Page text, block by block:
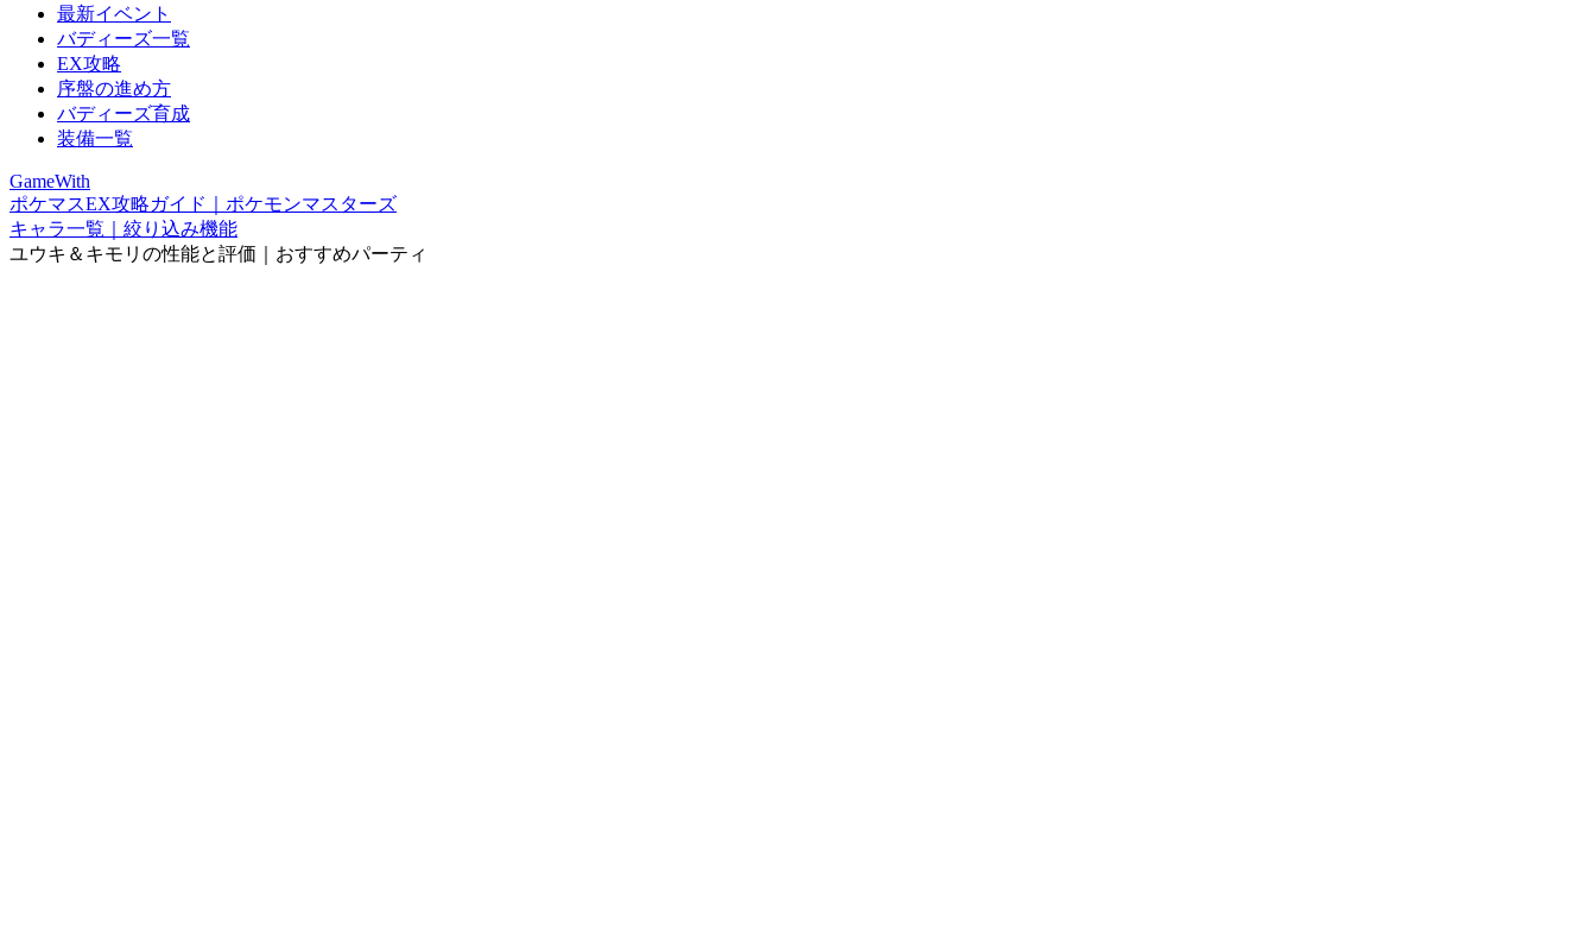
最新イベント
バディーズ一覧
EX攻略
序盤の進め方
バディーズ育成
装備一覧
GameWith
ポケマスEX攻略ガイド｜ポケモンマスターズ
キャラ一覧｜絞り込み機能
ユウキ＆キモリの性能と評価｜おすすめパーティ